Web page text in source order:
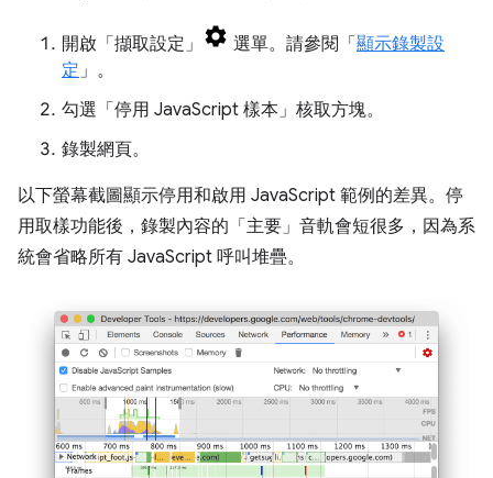
開啟「擷取設定」 選單。請參閱「 顯示錄製設
定」。
勾選「停用 JavaScript 樣本」 核取方塊。
錄製網頁。
以下螢幕截圖顯示停用和啟用 JavaScript 範例的差異。停
用取樣功能後，錄製內容的「主要」 音軌會短很多，因為系
統會省略所有 JavaScript 呼叫堆疊。